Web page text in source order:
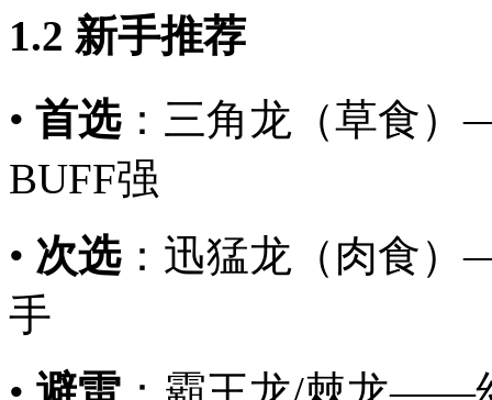
1.2 新手推荐
• 首选：三角龙（草食
BUFF强
• 次选：迅猛龙（肉食
手